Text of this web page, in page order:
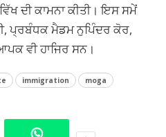
ਦੀ ਕਾਮਨਾ ਕੀਤੀ। ਇਸ ਸਮੇਂ
ਪ੍ਰਬੰਧਕ ਮੈਡਮ ਨੁਪਿੰਦਰ ਕੋਰ,
ਵੀ ਹਾਜਿਰ ਸਨ।
immigration
moga